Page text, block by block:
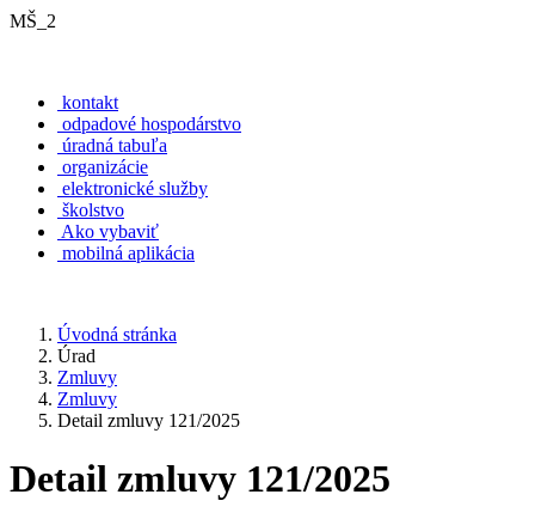
MŠ_2
kontakt
odpadové hospodárstvo
úradná tabuľa
organizácie
elektronické služby
školstvo
Ako vybaviť
mobilná aplikácia
Úvodná stránka
Úrad
Zmluvy
Zmluvy
Detail zmluvy 121/2025
Detail zmluvy 121/2025